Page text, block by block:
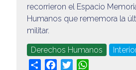
recorrieron el Espacio
Humanos que rememora la
militar.
Derechos Humanos
Share Facebook
Twitter